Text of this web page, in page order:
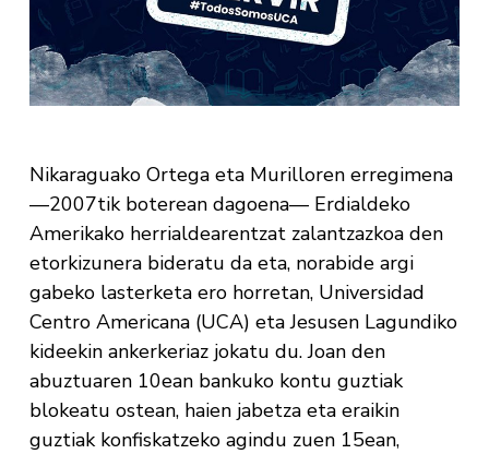
Nikaraguako Ortega eta Murilloren erregimena
—2007tik boterean dagoena— Erdialdeko
Amerikako herrialdearentzat zalantzazkoa den
etorkizunera bideratu da eta, norabide argi
gabeko lasterketa ero horretan, Universidad
Centro Americana (UCA) eta Jesusen Lagundiko
kideekin ankerkeriaz jokatu du. Joan den
abuztuaren 10ean bankuko kontu guztiak
blokeatu ostean, haien jabetza eta eraikin
guztiak konfiskatzeko agindu zuen 15ean,